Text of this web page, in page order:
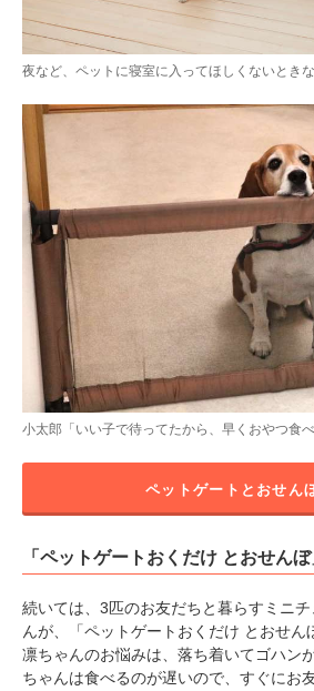
夜など、ペットに寝室に入ってほしくないとき
小太郎「いい子で待ってたから、早くおやつ食
ペットゲートとおせん
「ペットゲートおくだけ とおせん
続いては、3匹のお友だちと暮らすミニ
んが、「ペットゲートおくだけ とおせん
凛ちゃんのお悩みは、落ち着いてゴハン
ちゃんは食べるのが遅いので、すぐにお